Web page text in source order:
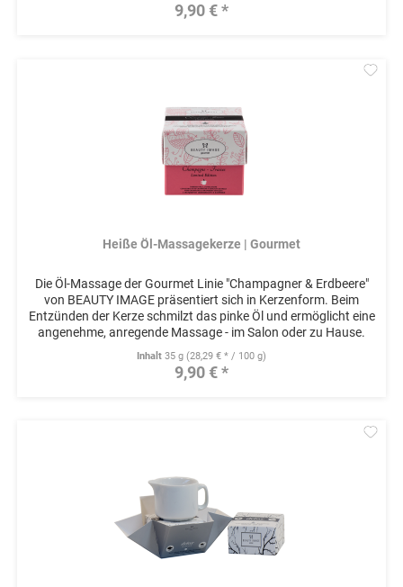
9,90 € *
Heiße Öl-Massagekerze | Gourmet
Die Öl-Massage der Gourmet Linie "Champagner & Erdbeere"
von BEAUTY IMAGE präsentiert sich in Kerzenform. Beim
Entzünden der Kerze schmilzt das pinke Öl und ermöglicht eine
angenehme, anregende Massage - im Salon oder zu Hause.
Während...
Inhalt 35 g (28,29 € * / 100 g)
9,90 € *